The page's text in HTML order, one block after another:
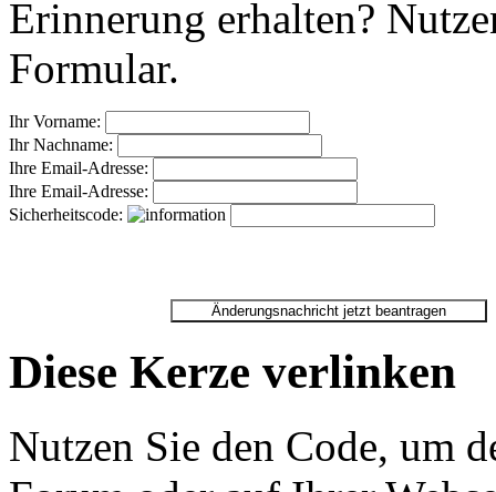
Erinnerung erhalten?
Formular.
Ihr Vorname:
Ihr Nachname:
Ihre Email-Adresse:
Ihre Email-Adresse:
Sicherheitscode:
Diese Kerze verlinken
Nutzen Sie den Code, um